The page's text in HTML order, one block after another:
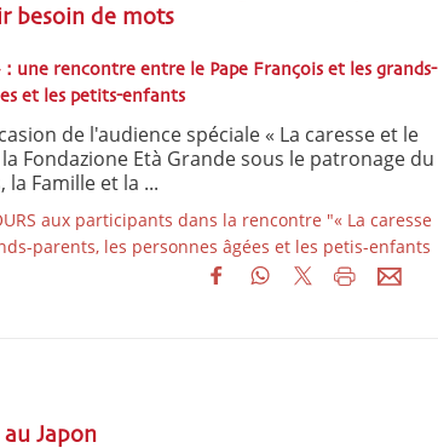
besoin de mots
: une rencontre entre le Pape François et les grands-
et les petits-enfants
de l'audience spéciale « La caresse et le
Fondazione Età Grande sous le patronage du
Famille et la ...
aux participants dans la rencontre "« La caresse
parents, les personnes âgées et les petis-enfants
Japon